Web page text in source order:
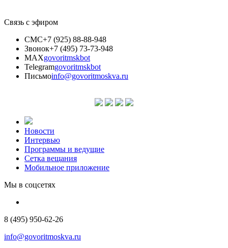
Связь с эфиром
СМС+7 (925) 88-88-948
Звонок+7 (495) 73-73-948
MAXgovoritmskbot
Telegramgovoritmskbot
Письмоinfo@govoritmoskva.ru
Новости
Интервью
Программы и ведущие
Сетка вещания
Мобильное приложение
Мы в соцсетях
8 (495) 950-62-26
info@govoritmoskva.ru